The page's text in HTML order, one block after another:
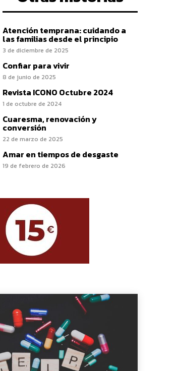
Atención temprana: cuidando a
las familias desde el principio
3 de diciembre de 2025
Confiar para vivir
8 de junio de 2025
Revista ICONO Octubre 2024
1 de octubre de 2024
Cuaresma, renovación y
conversión
22 de marzo de 2025
Amar en tiempos de desgaste
19 de febrero de 2026